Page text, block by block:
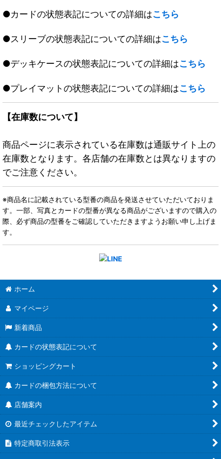
●カードの状態表記についての詳細はこちら
●スリーブの状態表記についての詳細はこちら
●デッキケースの状態表記についての詳細はこちら
●プレイマットの状態表記についての詳細はこちら
【在庫数について】
商品ページに表示されている在庫数は通販サイト上の
在庫数となります。各店舗の在庫数とは異なりますの
でご注意ください。
※商品名に記載されている型番の商品を発送させていただいておりま
す。一部、写真とカードの型番が異なる商品がございますので購入の
際、必ず商品の型番をご確認していただきますようお願い申し上げま
す。
ホーム
マイページ
新着商品
カードの状態表記について
ショッピングカート
カードの梱包方法について
店舗案内
最近チェックしたアイテム
特定商取引法表示